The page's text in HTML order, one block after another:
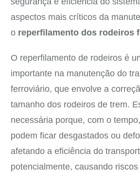
aspectos mais críticos da
o reperfilamento dos rodeiros
O reperfilamento de rodeiros é
importante na manutenção do
ferroviário, que envolve a
tamanho dos rodeiros de trem.
necessária porque, com o
podem ficar desgastados ou
afetando a eficiência do
potencialmente, causando